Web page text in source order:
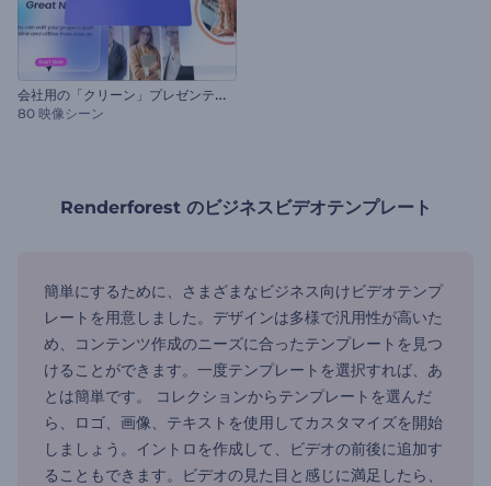
会
社用の「クリーン」プレゼンテーション
80 映像シーン
Renderforest のビジネスビデオテンプレート
簡単にするために、さまざまなビジネス向けビデオテンプ
レートを用意しました。デザインは多様で汎用性が高いた
め、コンテンツ作成のニーズに合ったテンプレートを見つ
けることができます。一度テンプレートを選択すれば、あ
とは簡単です。 コレクションからテンプレートを選んだ
ら、ロゴ、画像、テキストを使用してカスタマイズを開始
しましょう。イントロを作成して、ビデオの前後に追加す
ることもできます。ビデオの見た目と感じに満足したら、